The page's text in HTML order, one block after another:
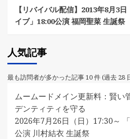
【リバイバル配信】2013年8月3
イブ」18:00公演 福岡聖菜 生誕祭
人気記事
最も訪問者が多かった記事 10 件 (過去 28
ムームードメイン更新料：賢い
デンティティを守る
2026年7月26日（日）17:30～
公演 川村結衣 生誕祭